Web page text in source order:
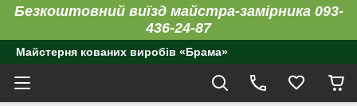
Безкоштовний виїзд майстра-замірника 093-
436-24-87
Майстерня кованих виробів «Брама»